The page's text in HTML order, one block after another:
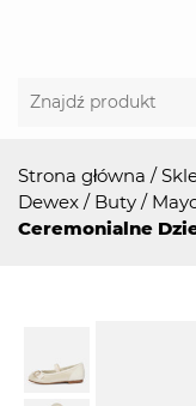
Strona główna /
Dewex / Buty /
Ceremonialne